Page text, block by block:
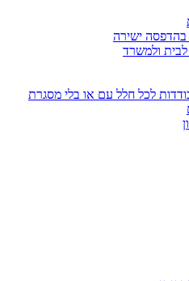
בהדפסה ישירה
לבית ולמשרד
לכל חלל עם או בלי מסגרת